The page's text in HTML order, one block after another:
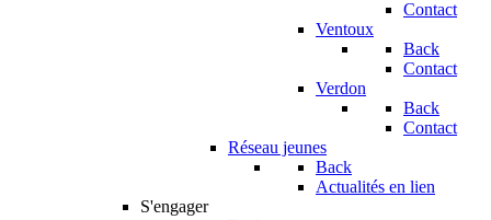
Contact
Ventoux
Back
Contact
Verdon
Back
Contact
Réseau jeunes
Back
Actualités en lien
S'engager